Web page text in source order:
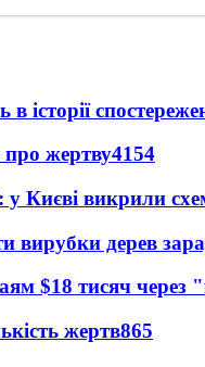
історії
про жертву4154
у Києві викрили
вирубки дерев
$18 тисяч через
жертв865